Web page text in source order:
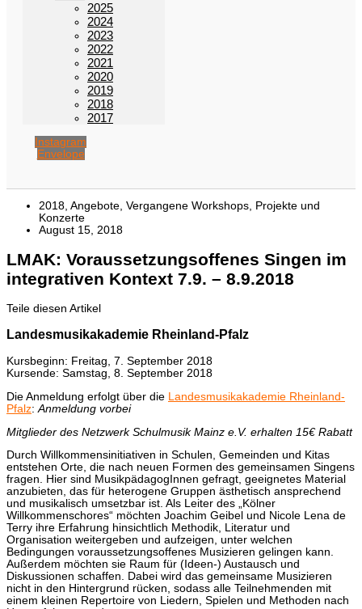
2025
2024
2023
2022
2021
2020
2019
2018
2017
Instagram
Envelope
2018, Angebote, Vergangene Workshops, Projekte und
Konzerte
August 15, 2018
LMAK: Voraussetzungsoffenes Singen im
integrativen Kontext 7.9. – 8.9.2018
Teile diesen Artikel
Landesmusikakademie Rheinland-Pfalz
Kursbeginn: Freitag, 7. September 2018
Kursende: Samstag, 8. September 2018
Die Anmeldung erfolgt über die Landesmusikakademie Rheinland-
Pfalz:Anmeldung vorbei
Mitglieder des Netzwerk Schulmusik Mainz e.V. erhalten 15€ Rabatt
Durch Willkommensinitiativen in Schulen, Gemeinden und Kitas
entstehen Orte, die nach neuen Formen des gemeinsamen Singens
fragen. Hier sind MusikpädagogInnen gefragt, geeignetes Material
anzubieten, das für heterogene Gruppen ästhetisch ansprechend
und musikalisch umsetzbar ist. Als Leiter des „Kölner
Willkommenschores“ möchten Joachim Geibel und Nicole Lena de
Terry ihre Erfahrung hinsichtlich Methodik, Literatur und
Organisation weitergeben und aufzeigen, unter welchen
Bedingungen voraussetzungsoffenes Musizieren gelingen kann.
Außerdem möchten sie Raum für (Ideen-) Austausch und
Diskussionen schaffen. Dabei wird das gemeinsame Musizieren
nicht in den Hintergrund rücken, sodass alle Teilnehmenden mit
einem kleinen Repertoire von Liedern, Spielen und Methoden nach